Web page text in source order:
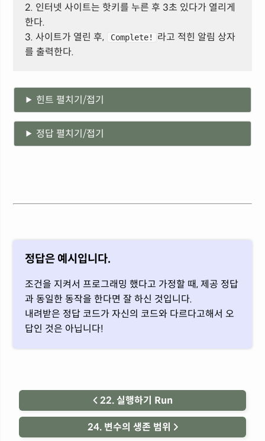
2. 인터넷 사이트는 핫키를 누른 후 3초 있다가 열리게
한다.
3. 사이트가 열린 후,
Complete!
라고 적힌 알림 상자
를 출력한다.
힌트 펼치기/접기
정답 펼치기/접기
정답은 예시입니다.
조건을 지켜서 프로그래밍 했다고 가정할 때, 제공 정답
과 동일한 동작을 한다면 잘 하신 것입니다.
내려받은 정답 코드가 자신의 코드와 다르다고해서 오
답인 것은 아닙니다!
 22. 실행하기 Run
24. 변수의 생존 범위 